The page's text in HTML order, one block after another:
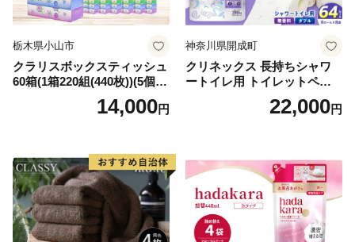
栃木県小山市
クラリスボックスティッシュ
60箱(1箱220組(440枚))(5個入
り×12セット)【1256759】
14,000円
神奈川県開成町
クリネックス 長持ちシャワ
ートイレ用 トイレットペー
パー（ダブル）64ロール(8ロ
ール×8パック) 開成町 トイレ
蓄 防災 エコ 消耗品 生活雑貨
生活用品 無香料 トイレット
ペーパー ダブル といれっと
ぺーぱー トイレ クレシア ト
イレットペーパー [BDBH002
-1]
22,000円